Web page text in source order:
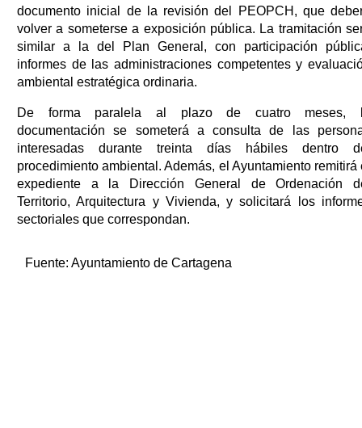
documento inicial de la revisión del PEOPCH, que
volver a someterse a exposición pública. La tramitación
similar a la del Plan General, con participación
informes de las administraciones competentes y
ambiental estratégica ordinaria.
De forma paralela al plazo de cuatro meses,
documentación se someterá a consulta de las
interesadas durante treinta días hábiles dentro
procedimiento ambiental. Además, el Ayuntamiento remitirá
expediente a la Dirección General de Ordenación
Territorio, Arquitectura y Vivienda, y solicitará los
sectoriales que correspondan.
Fuente: Ayuntamiento de Cartagena